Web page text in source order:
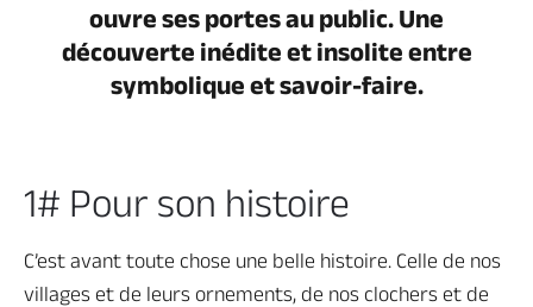
Billetterie en ligne
Brochures & Cartes Offices de tourisme Comment venir ?
ouvre ses portes au public. Une
découverte inédite et insolite entre
symbolique et savoir-faire.
1# Pour son histoire
C’est avant toute chose une belle histoire. Celle de nos
villages et de leurs ornements, de nos clochers et de